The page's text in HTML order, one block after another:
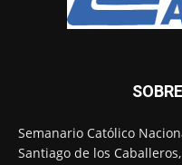
Semanario Católico
Santiago de los